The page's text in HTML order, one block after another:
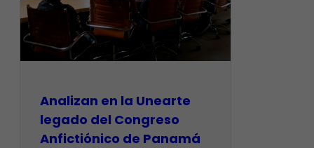
Analizan en la Unearte
legado del Congreso
Anfictiónico de Panamá